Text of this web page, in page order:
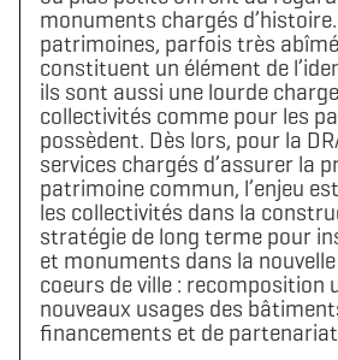
monuments chargés d’histoire.
patrimoines, parfois très
constituent un élément de
ils sont aussi une lourde
collectivités comme pour les
possèdent. Dès lors, pour la
services chargés d’assurer la
patrimoine commun, l’enjeu
les collectivités dans la
stratégie de long terme pour
et monuments dans la
coeurs de ville : recomposition
nouveaux usages des
financements et de